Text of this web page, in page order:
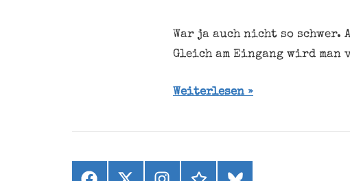
War ja auch nicht so schwer.
Gleich am Eingang wird man
Weiterlesen
Facebook
X
Instagramthreadsbluesky